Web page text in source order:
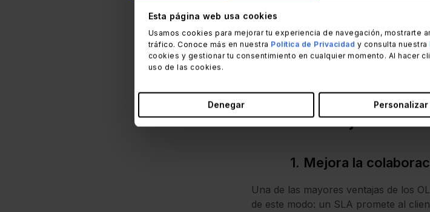
Esta página web usa cookies
Usamos cookies para mejorar tu experiencia de navegación, mostrarte
tráfico. Conoce más en nuestra Política de Privacidad y consulta nuestra
cookies y gestionar tu consentimiento en cualquier momento. Al hacer
uso de las cookies.
Denegar Personalizar
5 ventajas de
1. Mejora la
Una de las mayores ventajas de los
de este modo: un SLA promete al